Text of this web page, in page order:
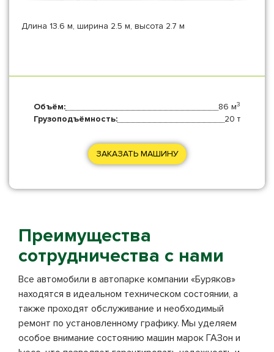
Длина 13.6 м, ширина 2.5 м, высота 2.7 м
Объём: 86 м3
Грузоподъёмность: 20 т
ЗАКАЗАТЬ МАШИНУ
Преимущества
сотрудничества с нами
Все автомобили в автопарке компании «Буряков»
находятся в идеальном техническом состоянии, а
также проходят обслуживание и необходимый
ремонт по установленному графику. Мы уделяем
особое внимание состоянию машин марок ГАЗон и